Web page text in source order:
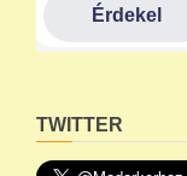
TWITTER